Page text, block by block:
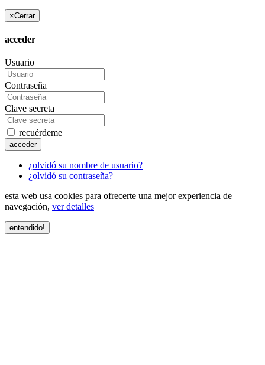
×Cerrar
acceder
Usuario
Contraseña
Clave secreta
recuérdeme
acceder
¿olvidó su nombre de usuario?
¿olvidó su contraseña?
esta web usa cookies para ofrecerte una mejor experiencia de
navegación, ver detalles
entendido!